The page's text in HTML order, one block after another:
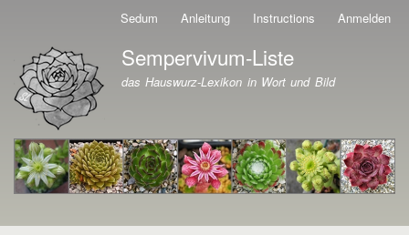
Direkt
zum
Inhalt
Sedum Anleitung Instructions Anmelden
Branding der Website
Sempervivum-Liste
das Hauswurz-Lexikon in Wort und Bild